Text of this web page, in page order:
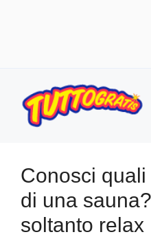
contenuto
Conosci
di una
soltanto relax